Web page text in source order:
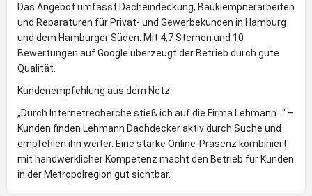
Das Angebot umfasst Dacheindeckung, Bauklempnerarbeiten
und Reparaturen für Privat- und Gewerbekunden in Hamburg
und dem Hamburger Süden. Mit 4,7 Sternen und 10
Bewertungen auf Google überzeugt der Betrieb durch gute
Qualität.
Kundenempfehlung aus dem Netz
„Durch Internetrecherche stieß ich auf die Firma Lehmann..." –
Kunden finden Lehmann Dachdecker aktiv durch Suche und
empfehlen ihn weiter. Eine starke Online-Präsenz kombiniert
mit handwerklicher Kompetenz macht den Betrieb für Kunden
in der Metropolregion gut sichtbar.